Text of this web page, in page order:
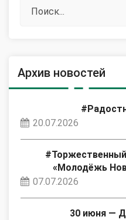
Архив новостей
20.07.2026
«Молодёжь
07.07.2026
30 июня —